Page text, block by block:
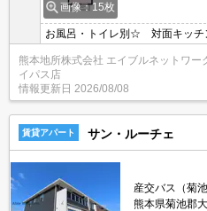
画像：15枚
お風呂・トイレ別☆ 対面キッ
フォン☆ 洗面脱衣所あります
あります☆
熊本地所株式会社 エイブルネットワー
イパス店
情報更新日 2026/08/08
賃貸アパート サン・ルーチェ
産交バス（菊
熊本県菊池郡